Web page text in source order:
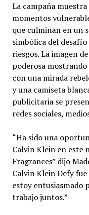
La campaña
momentos
que culminan en un
simbólica del
riesgos. La imagen
poderosa mostrando
con una mirada
y una camiseta
publicitaria se
redes sociales,
“Ha sido una
Calvin Klein en este
Fragrances” dijo
Calvin Klein Defy
estoy entusiasmado
trabajo juntos.”